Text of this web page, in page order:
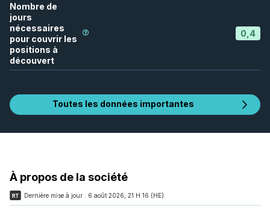
Nombre de
jours
nécessaires
pour couvrir les
positions à
découvert
0,4
Toutes les données importantes
À propos de la société
Dernière mise à jour : 6 août 2026, 21 H 16 (HE)